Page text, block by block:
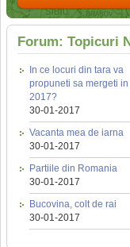
Forum: Topicuri
In ce locuri din tara va
propuneti sa mergeti in
2017?
30-01-2017
Vacanta mea de iarna
30-01-2017
Partiile din Romania
30-01-2017
Bucovina, colt de rai
30-01-2017